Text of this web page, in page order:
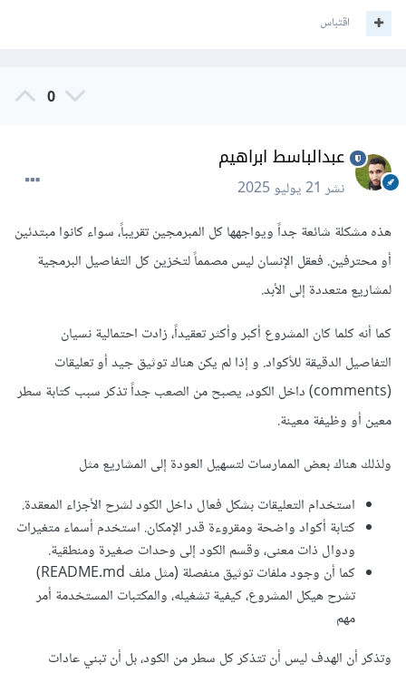
اقتباس
0
عبدالباسط ابراهيم
نشر21 يوليو 2025
هذه مشكلة شائعة جداً ويواجهها كل المبرمجين تقريباً، سواء كانوا مبتدئين
أو محترفين. فعقل الإنسان ليس مصمماً لتخزين كل التفاصيل البرمجية
لمشاريع متعددة إلى الأبد.
كما أنه كلما كان المشروع أكبر وأكثر تعقيداً، زادت احتمالية نسيان
التفاصيل الدقيقة للأكواد. و إذا لم يكن هناك توثيق جيد أو تعليقات
(comments) داخل الكود، يصبح من الصعب جداً تذكر سبب كتابة سطر
معين أو وظيفة معينة.
ولذلك هناك بعض الممارسات لتسهيل العودة إلى المشاريع مثل
استخدام التعليقات بشكل فعال داخل الكود لشرح الأجزاء المعقدة.
كتابة أكواد واضحة ومقروءة قدر الإمكان. استخدم أسماء متغيرات
ودوال ذات معنى، وقسم الكود إلى وحدات صغيرة ومنطقية.
كما أن وجود ملفات توثيق منفصلة (مثل ملف README.md)
تشرح هيكل المشروع، كيفية تشغيله، والمكتبات المستخدمة أمر
مهم
وتذكر أن الهدف ليس أن تتذكر كل سطر من الكود، بل أن تبني عادات